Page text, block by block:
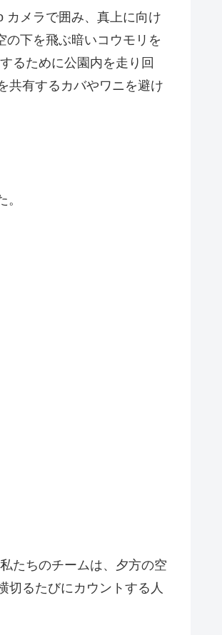
カメラで囲み、真上に向け
の下を飛ぶ暗いコウモリを
るために公園内を走り回
共有するカバやワニを避け
たちのチームは、夕方の空
切るたびにカウントする人